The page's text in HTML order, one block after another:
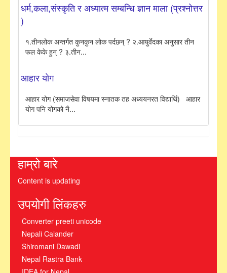
धर्म,कला,संस्कृति र अध्यात्म सम्बन्धि ज्ञान माला (प्रश्नोत्तर
)
१.तीनलोक अन्तर्गत कुनकुन लोक पर्दछन् ? २.आयुर्वेदका अनुसार तीन
फल केके हुन् ? ३.तीन...
आहार योग
आहार योग (समाजसेवा विषयमा स्नातक तह अध्ययनरत विद्यार्थि) आहार
योग पनि योगको नै...
हाम्रो बारे
Content is updating
उपयोगी लिंकहरु
Converter preeti unicode
Nepali Calander
Shiromani Dawadi
Nepal Rastra Bank